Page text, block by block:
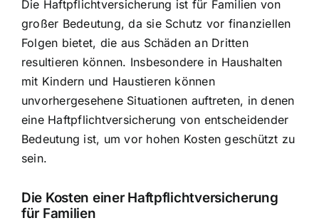
Die Haftpflichtversicherung ist für Familien von
großer Bedeutung, da sie Schutz vor finanziellen
Folgen bietet, die aus Schäden an Dritten
resultieren können. Insbesondere in Haushalten
mit Kindern und Haustieren können
unvorhergesehene Situationen auftreten, in denen
eine Haftpflichtversicherung von entscheidender
Bedeutung ist, um vor hohen Kosten geschützt zu
sein.
Die Kosten einer Haftpflichtversicherung
für Familien